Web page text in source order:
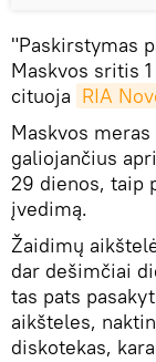
"Paskirstymas
Maskvos sritis
cituoja RIA
Maskvos
galiojančius
29 dienos, taip
įvedimą.
Žaidimų
dar dešimčiai
tas pats
aikšteles,
diskotekas,